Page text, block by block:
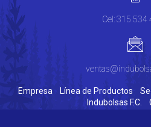
Cel: 315 534
Empresa Línea de Productos
Indubolsas F.C.